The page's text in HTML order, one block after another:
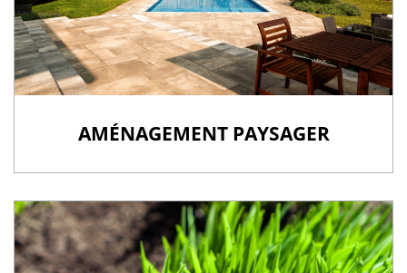
AMÉNAGEMENT PAYSAGER